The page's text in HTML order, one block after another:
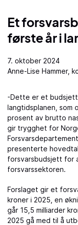
Et
første år i
7. oktober 2024
Anne-Lise Hammer,
-Dette er et
langtidsplanen, som
prosent av brutto
gir trygghet for
presenterte
forsvarsbudsjett for
forsvarssektoren.
Forslaget gir et
kroner i 2025, en
går 15,5 milliarder
2025 gå med til å